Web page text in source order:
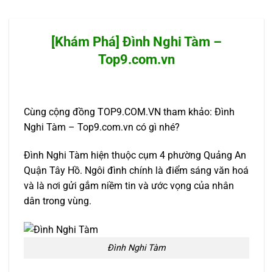
[Khám Phá] Đình Nghi Tàm –
Top9.com.vn
Cùng cộng đồng TOP9.COM.VN tham khảo: Đình
Nghi Tàm – Top9.com.vn có gì nhé?
Đình Nghi Tàm hiện thuộc cụm 4 phường Quảng An
Quận Tây Hồ. Ngôi đình chính là điểm sáng văn hoá
và là nơi gửi gắm niềm tin và ước vọng của nhân
dân trong vùng.
Đình Nghi Tàm